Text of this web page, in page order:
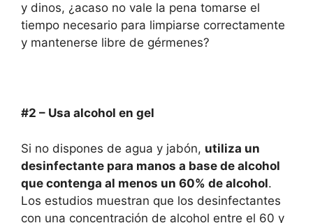
y dinos, ¿acaso no vale la pena tomarse el
tiempo necesario para limpiarse correctamente
y mantenerse libre de gérmenes?
#2 – Usa alcohol en gel
Si no dispones de agua y jabón, utiliza un
desinfectante para manos a base de alcohol
que contenga al menos un 60% de alcohol.
Los estudios muestran que los desinfectantes
con una concentración de alcohol entre el 60 y